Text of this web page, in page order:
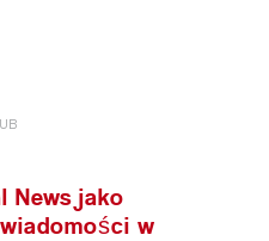
News jako
w